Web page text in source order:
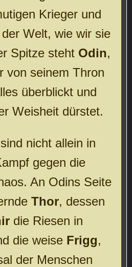
Krieger und
Welt, wie wir sie
Spitze steht Odin,
von seinem Thron
überblickt und
Weisheit dürstet.
nicht allein in
gegen die
An Odins Seite
Thor, dessen
die Riesen in
die weise Frigg,
der Menschen